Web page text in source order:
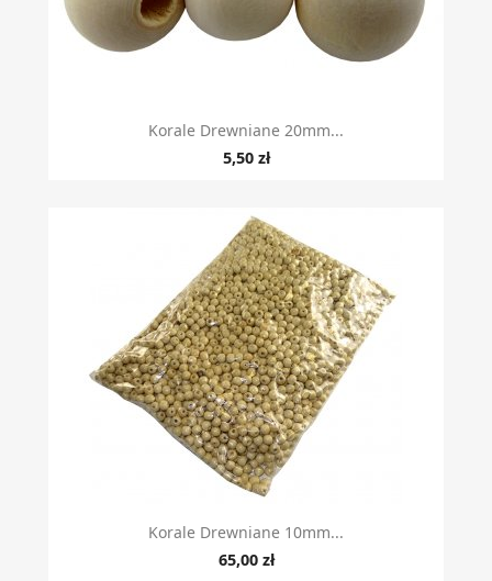
Korale Drewniane 20mm...
5,50 zł
Korale Drewniane 10mm...
65,00 zł